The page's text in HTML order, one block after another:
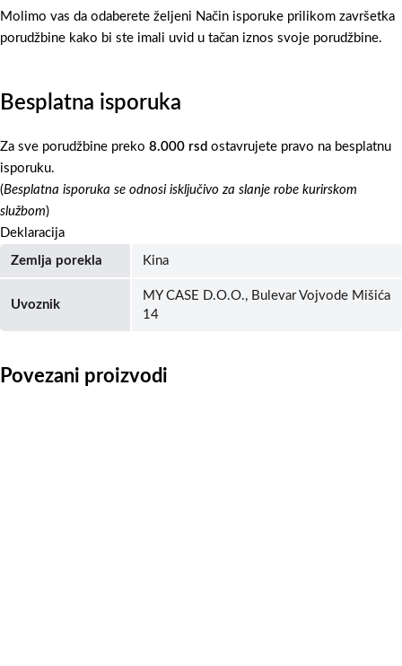
Molimo vas da odaberete željeni Način isporuke prilikom završetka
porudžbine kako bi ste imali uvid u tačan iznos svoje porudžbine.
Besplatna isporuka
Za sve porudžbine preko 8.000 rsd ostavrujete pravo na besplatnu
isporuku.
(Besplatna isporuka se odnosi isključivo za slanje robe kurirskom
službom)
Deklaracija
Zemlja porekla Kina
Uvoznik
MY CASE D.O.O., Bulevar Vojvode Mišića
14
Povezani proizvodi